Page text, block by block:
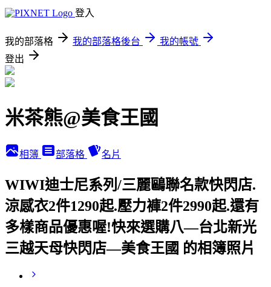
登入
我的部落格 我的部落格後台
我的帳號
登出
米茶熊@美食王國
相簿 部落格 名片
WIWI迪士尼系列/三麗鷗聯名款快閃店.
涼感衣2件1290起.壓力褲2件2990起.還有
多樣商品優惠喔!快來選購八—台北新光
三越天母快閃店—美食王國 的相簿照片